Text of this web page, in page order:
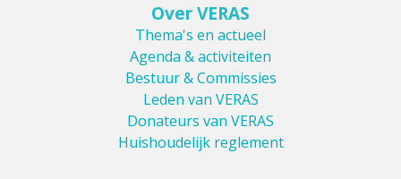
Over VERAS
Thema's en actueel
Agenda & activiteiten
Bestuur & Commissies
Leden van VERAS
Donateurs van VERAS
Huishoudelijk reglement